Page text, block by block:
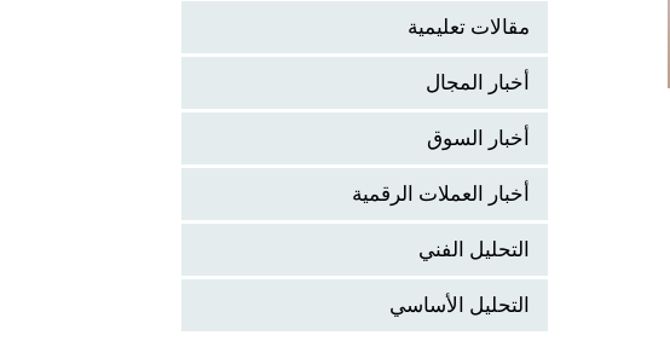
مقالات تعليمية
أخبار المجال
أخبار السوق
أخبار العملات الرقمية
التحليل الفني
التحليل الأساسي